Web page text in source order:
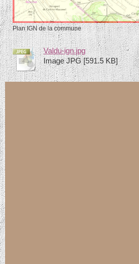
Plan IGN de la commune
Valdu-ign.jpg
Image JPG [591.5 KB]